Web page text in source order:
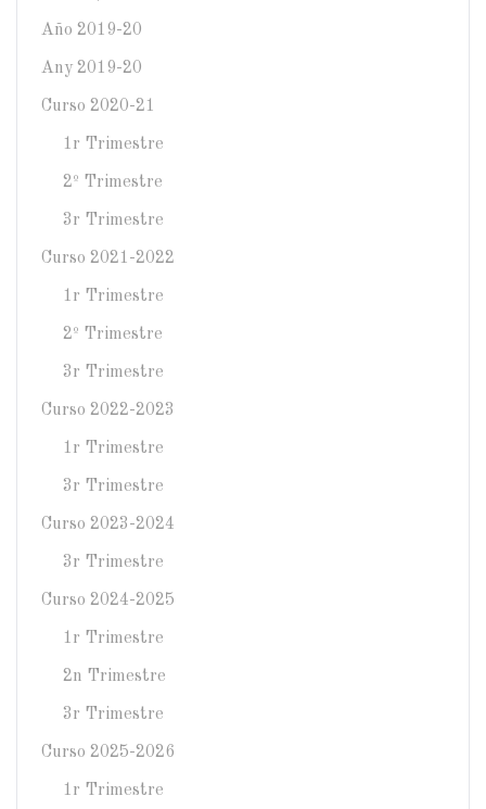
Año 2019-20
Any 2019-20
Curso 2020-21
1r Trimestre
2º Trimestre
3r Trimestre
Curso 2021-2022
1r Trimestre
2º Trimestre
3r Trimestre
Curso 2022-2023
1r Trimestre
3r Trimestre
Curso 2023-2024
3r Trimestre
Curso 2024-2025
1r Trimestre
2n Trimestre
3r Trimestre
Curso 2025-2026
1r Trimestre